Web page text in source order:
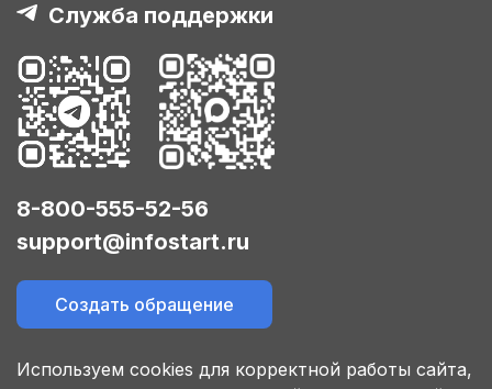
Служба поддержки
8-800-555-52-56
support@infostart.ru
Создать обращение
Используем cookies для корректной работы сайта,